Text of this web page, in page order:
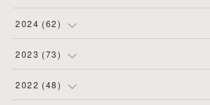
(8)
(2)
( 11
(3)
(4)
(3)
2024 (62)
(4)
(5)
2023 (73)
(8)
2022 (48)